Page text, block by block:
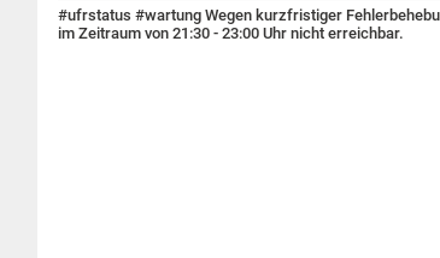
#ufrstatus #wartung Wegen kurzfristiger
im Zeitraum von 21:30 - 23:00 Uhr nicht erreichbar.